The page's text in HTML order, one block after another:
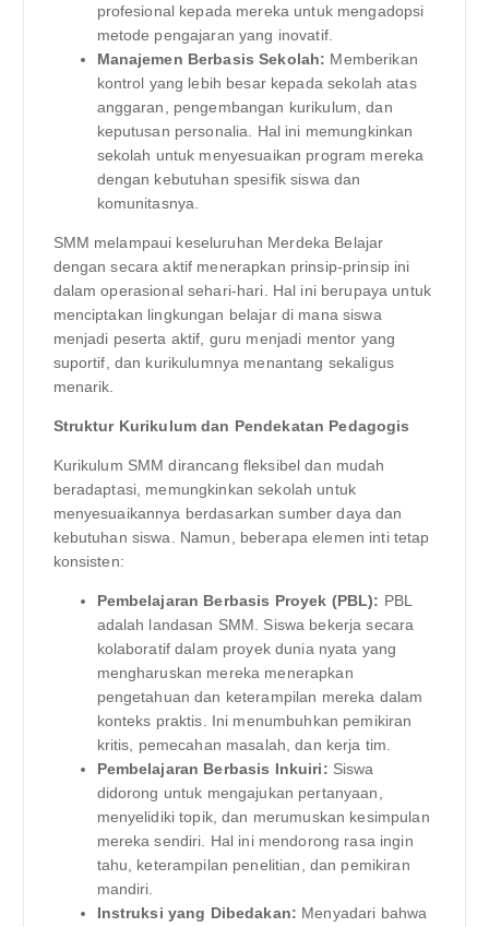
profesional kepada mereka untuk mengadopsi
metode pengajaran yang inovatif.
Manajemen Berbasis Sekolah: Memberikan
kontrol yang lebih besar kepada sekolah atas
anggaran, pengembangan kurikulum, dan
keputusan personalia. Hal ini memungkinkan
sekolah untuk menyesuaikan program mereka
dengan kebutuhan spesifik siswa dan
komunitasnya.
SMM melampaui keseluruhan Merdeka Belajar
dengan secara aktif menerapkan prinsip-prinsip ini
dalam operasional sehari-hari. Hal ini berupaya untuk
menciptakan lingkungan belajar di mana siswa
menjadi peserta aktif, guru menjadi mentor yang
suportif, dan kurikulumnya menantang sekaligus
menarik.
Struktur Kurikulum dan Pendekatan Pedagogis
Kurikulum SMM dirancang fleksibel dan mudah
beradaptasi, memungkinkan sekolah untuk
menyesuaikannya berdasarkan sumber daya dan
kebutuhan siswa. Namun, beberapa elemen inti tetap
konsisten:
Pembelajaran Berbasis Proyek (PBL): PBL
adalah landasan SMM. Siswa bekerja secara
kolaboratif dalam proyek dunia nyata yang
mengharuskan mereka menerapkan
pengetahuan dan keterampilan mereka dalam
konteks praktis. Ini menumbuhkan pemikiran
kritis, pemecahan masalah, dan kerja tim.
Pembelajaran Berbasis Inkuiri: Siswa
didorong untuk mengajukan pertanyaan,
menyelidiki topik, dan merumuskan kesimpulan
mereka sendiri. Hal ini mendorong rasa ingin
tahu, keterampilan penelitian, dan pemikiran
mandiri.
Instruksi yang Dibedakan: Menyadari bahwa